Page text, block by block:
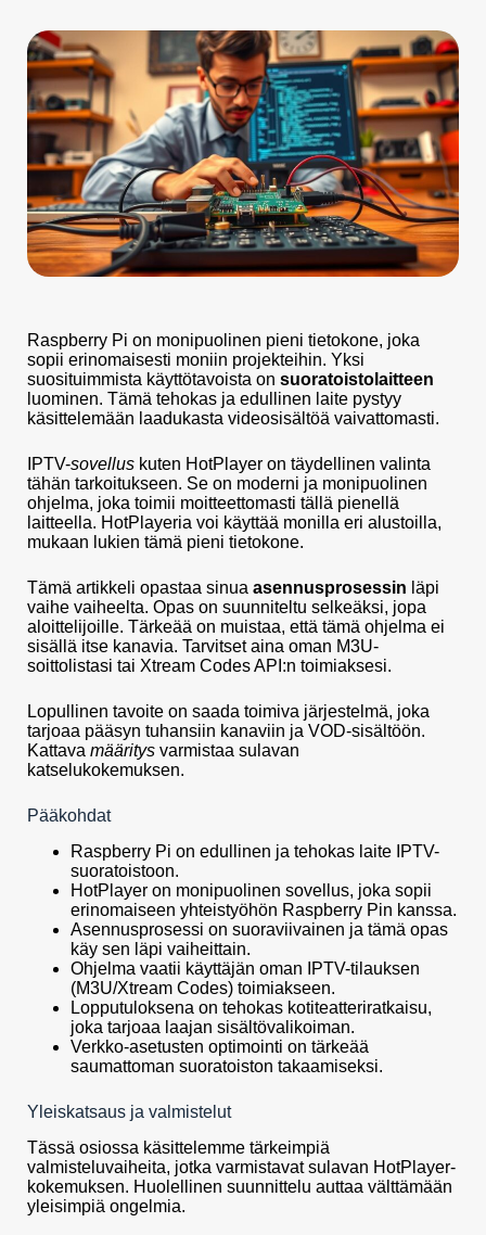
Raspberry Pi on monipuolinen pieni tietokone, joka
sopii erinomaisesti moniin projekteihin. Yksi
suosituimmista käyttötavoista on suoratoistolaitteen
luominen. Tämä tehokas ja edullinen laite pystyy
käsittelemään laadukasta videosisältöä vaivattomasti.
IPTV-sovellus kuten HotPlayer on täydellinen valinta
tähän tarkoitukseen. Se on moderni ja monipuolinen
ohjelma, joka toimii moitteettomasti tällä pienellä
laitteella. HotPlayeria voi käyttää monilla eri alustoilla,
mukaan lukien tämä pieni tietokone.
Tämä artikkeli opastaa sinua asennusprosessin läpi
vaihe vaiheelta. Opas on suunniteltu selkeäksi, jopa
aloittelijoille. Tärkeää on muistaa, että tämä ohjelma ei
sisällä itse kanavia. Tarvitset aina oman M3U-
soittolistasi tai Xtream Codes API:n toimiaksesi.
Lopullinen tavoite on saada toimiva järjestelmä, joka
tarjoaa pääsyn tuhansiin kanaviin ja VOD-sisältöön.
Kattava määritys varmistaa sulavan
katselukokemuksen.
Pääkohdat
Raspberry Pi on edullinen ja tehokas laite IPTV-
suoratoistoon.
HotPlayer on monipuolinen sovellus, joka sopii
erinomaiseen yhteistyöhön Raspberry Pin kanssa.
Asennusprosessi on suoraviivainen ja tämä opas
käy sen läpi vaiheittain.
Ohjelma vaatii käyttäjän oman IPTV-tilauksen
(M3U/Xtream Codes) toimiakseen.
Lopputuloksena on tehokas kotiteatteriratkaisu,
joka tarjoaa laajan sisältövalikoiman.
Verkko-asetusten optimointi on tärkeää
saumattoman suoratoiston takaamiseksi.
Yleiskatsaus ja valmistelut
Tässä osiossa käsittelemme tärkeimpiä
valmisteluvaiheita, jotka varmistavat sulavan HotPlayer-
kokemuksen. Huolellinen suunnittelu auttaa välttämään
yleisimpiä ongelmia.